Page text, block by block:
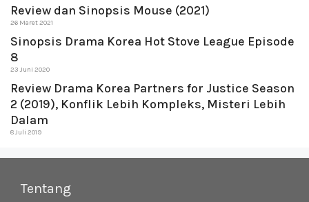
Review dan Sinopsis Mouse (2021)
26 Maret 2021
Sinopsis Drama Korea Hot Stove League Episode
8
23 Juni 2020
Review Drama Korea Partners for Justice Season
2 (2019), Konflik Lebih Kompleks, Misteri Lebih
Dalam
8 Juli 2019
Tentang